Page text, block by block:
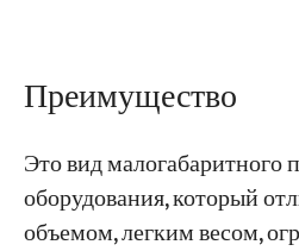
Преимущество
Это вид малогабаритного
оборудования, который
объемом, легким весом,